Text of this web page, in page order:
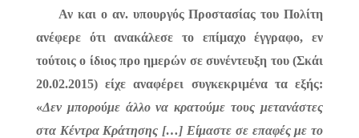
Αν και ο αν. υπουργός Προστασίας του Πολίτη
ανέφερε ότι ανακάλεσε το επίμαχο έγγραφο, εν
τούτοις ο ίδιος προ ημερών σε συνέντευξη του (Σκάι
20.02.2015) είχε αναφέρει συγκεκριμένα τα εξής:
«Δεν μπορούμε άλλο να κρατούμε τους μετανάστες
στα Κέντρα Κράτησης […] Είμαστε σε επαφές με το